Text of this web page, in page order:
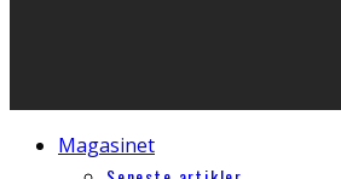
Magasinet